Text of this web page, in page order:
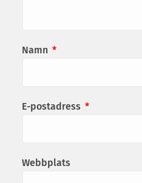
Namn *
E-postadress *
Webbplats